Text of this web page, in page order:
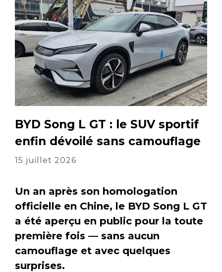
BYD Song L GT : le SUV sportif
enfin dévoilé sans camouflage
15 juillet 2026
Un an après son homologation
officielle en Chine, le BYD Song L GT
a été aperçu en public pour la toute
première fois — sans aucun
camouflage et avec quelques
surprises.